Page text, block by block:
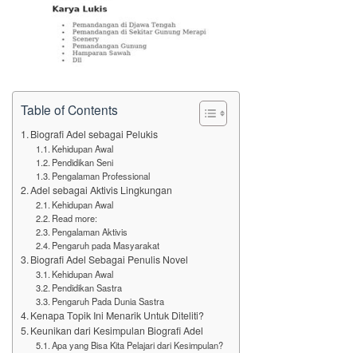
Table of Contents
Biografi Adel sebagai Pelukis
Kehidupan Awal
Pendidikan Seni
Pengalaman Professional
Adel sebagai Aktivis Lingkungan
Kehidupan Awal
Read more:
Pengalaman Aktivis
Pengaruh pada Masyarakat
Biografi Adel Sebagai Penulis Novel
Kehidupan Awal
Pendidikan Sastra
Pengaruh Pada Dunia Sastra
Kenapa Topik Ini Menarik Untuk Diteliti?
Keunikan dari Kesimpulan Biografi Adel
Apa yang Bisa Kita Pelajari dari Kesimpulan?